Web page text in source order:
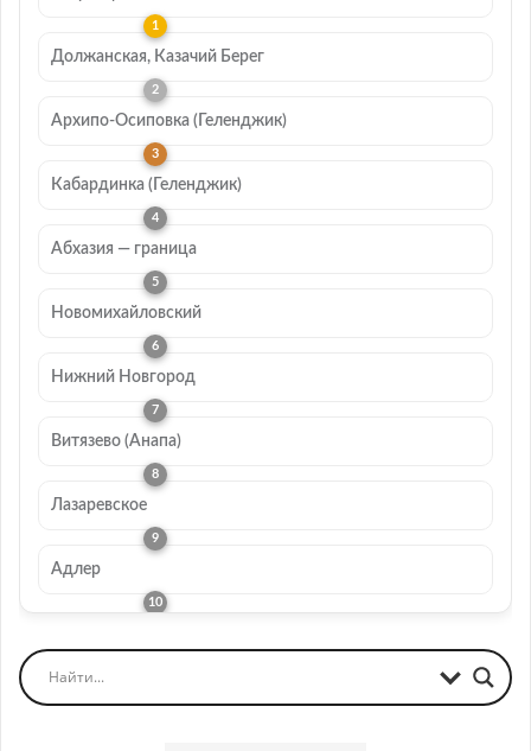
Должанская, Казачий Берег
Архипо-Осиповка (Геленджик)
Кабардинка (Геленджик)
Абхазия — граница
Новомихайловский
Нижний Новгород
Витязево (Анапа)
Лазаревское
Адлер